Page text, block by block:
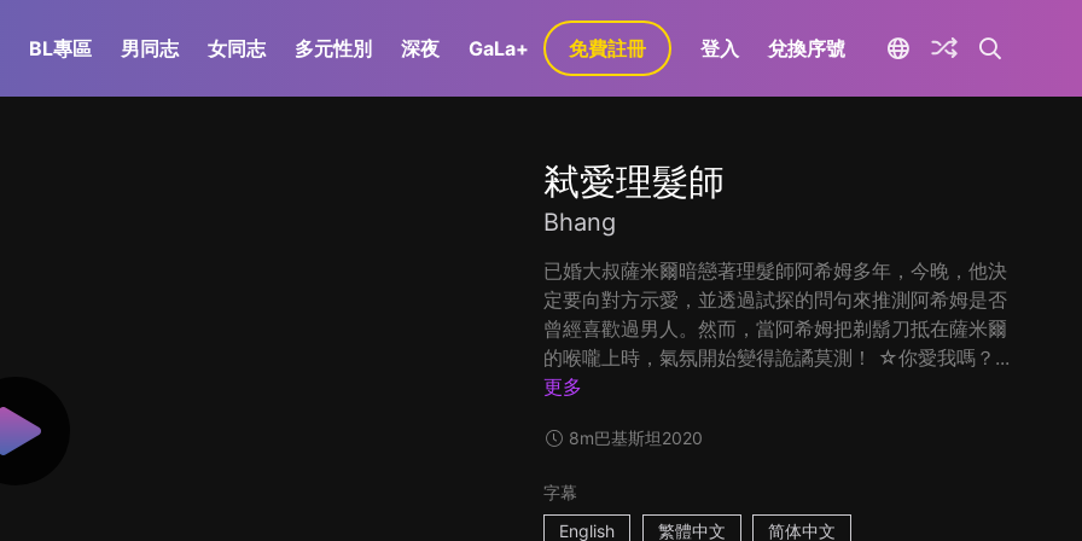
BL專區 男同志 女同志 多元性別 深夜 GaLa+ 免費註冊 登入 兌換序號
弒愛理髮師
Bhang
已婚大叔薩米爾暗戀著理髮師阿希姆多年，今晚，他決
定要向對方示愛，並透過試探的問句來推測阿希姆是否
曾經喜歡過男人。然而，當阿希姆把剃鬍刀抵在薩米爾
的喉嚨上時，氣氛開始變得詭譎莫測！ ☆你愛我嗎？...
更多
8m巴基斯坦2020
字幕
English
繁體中文 简体中文